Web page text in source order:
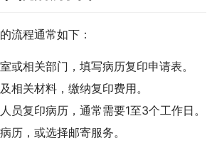
流程通常如下：
或相关部门，填写病历复印申请表。
相关材料，缴纳复印费用。
员复印病历，通常需要1至3个工作日。
历，或选择邮寄服务。